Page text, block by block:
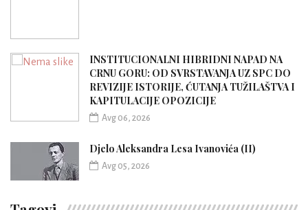
INSTITUCIONALNI HIBRIDNI NAPAD NA
CRNU GORU: OD SVRSTAVANJA UZ SPC DO
REVIZIJE ISTORIJE, ĆUTANJA TUŽILAŠTVA I
KAPITULACIJE OPOZICIJE
Avg 06, 2026
Djelo Aleksandra Lesa Ivanovića (II)
Avg 05, 2026